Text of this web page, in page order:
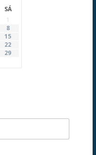
SÁ
1
8
15
22
29